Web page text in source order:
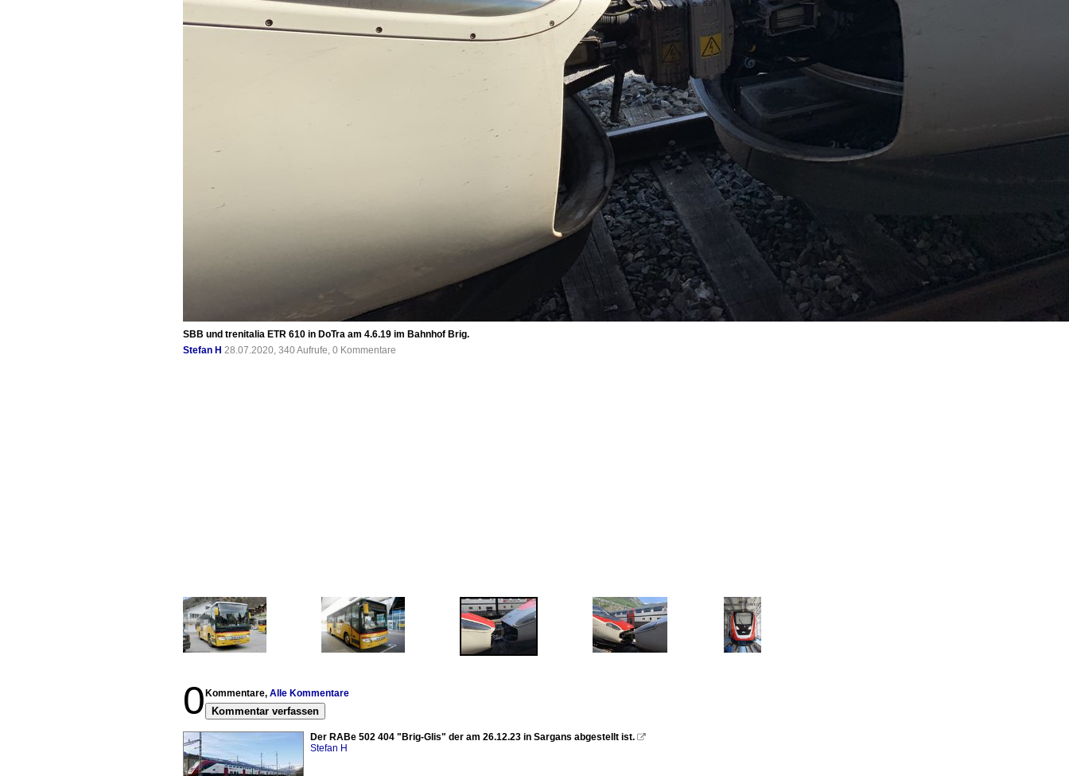
SBB und trenitalia ETR 610 in DoTra am 4.6.19 im Bahnhof Brig.
Stefan H 28.07.2020, 340 Aufrufe, 0 Kommentare
0 Kommentare, Alle Kommentare
Kommentar verfassen
Der RABe 502 404 "Brig-Glis" der am 26.12.23 in Sargans abgestellt ist. 
Stefan H